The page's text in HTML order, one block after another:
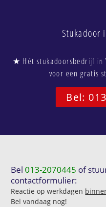
Stukadoor
★ Hét stukadoorsbedrijf in
voor een gratis
Bel:
Bel013-2070445 of
contactformulier:
Reactie op werkdagen
Bel vandaag nog!